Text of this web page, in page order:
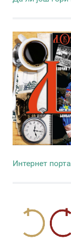
Интернет